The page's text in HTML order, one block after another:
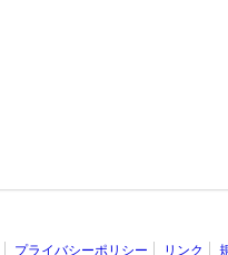
プライバシーポリシー リンク